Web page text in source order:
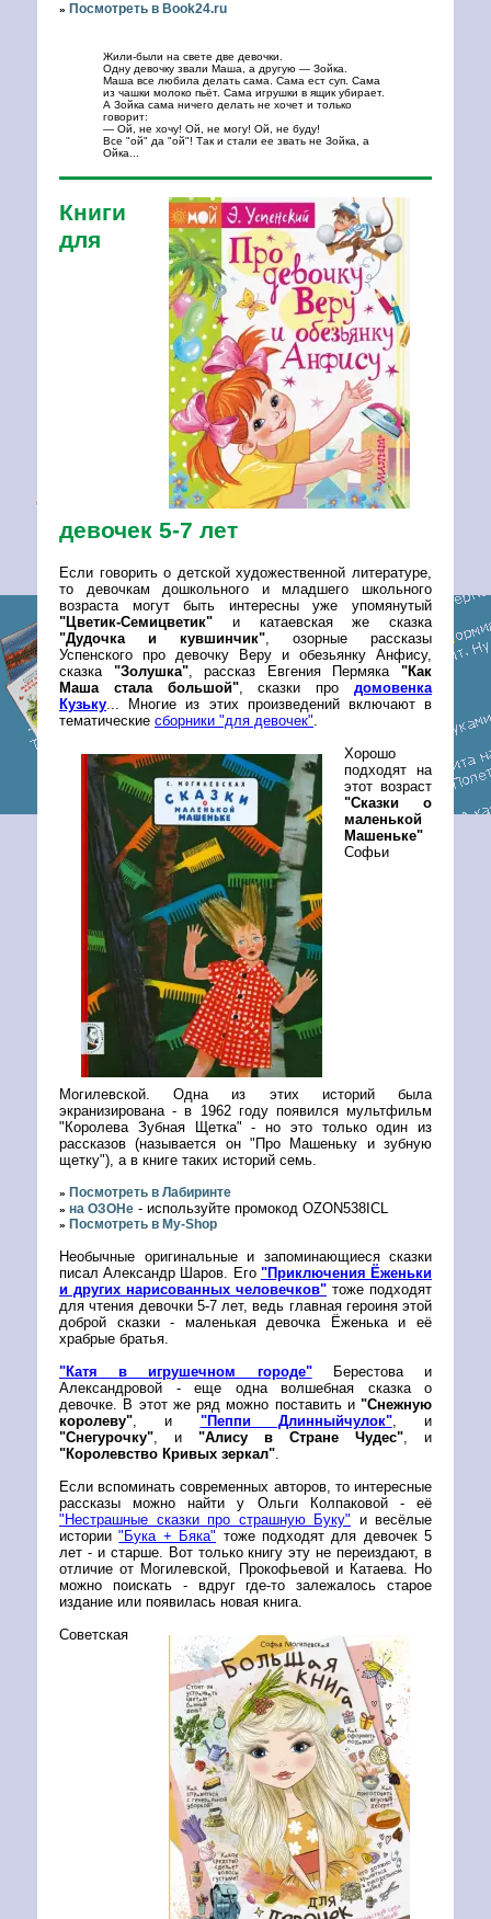
» Посмотреть в Book24.ru
Жили-были на свете две девочки.
Одну девочку звали Маша, а другую — Зойка.
Маша все любила делать сама. Сама ест суп. Сама
из чашки молоко пьёт. Сама игрушки в ящик убирает.
А Зойка сама ничего делать не хочет и только
говорит:
— Ой, не хочу! Ой, не могу! Ой, не буду!
Все "ой" да "ой"! Так и стали ее звать не Зойка, а
Ойка...
Книги
для
девочек 5-7 лет
Если говорить о детской художественной литературе,
то девочкам дошкольного и младшего школьного
возраста могут быть интересны уже упомянутый
"Цветик-Семицветик" и катаевская же сказка
"Дудочка и кувшинчик" , озорные рассказы
Успенского про девочку Веру и обезьянку Анфису,
сказка "Золушка", рассказ Евгения Пермяка"Как
Маша стала большой", сказки продомовенка
Кузьку ... Многие из этих произведений включают в
тематические сборники "для девочек"
Хорошо
подходят на
этот возраст
"Сказки о
маленькой
Машеньке"
Софьи
Могилевской. Одна из этих историй была
экранизирована - в 1962 году появился мультфильм
"Королева Зубная Щетка" - но это только один из
рассказов (называется он "Про Машеньку и зубную
щетку"), а в книге таких историй семь.
» Посмотреть в Лабиринте
» на ОЗОНе - используйте промокод OZON538ICL
» Посмотреть в My-Shop
Необычные оригинальные и запоминающиеся сказки
писал Александр Шаров. Его "Приключения Ёженьки
и других нарисованных человечков" тоже подходят
для чтения девочки 5-7 лет, ведь главная героиня этой
доброй сказки - маленькая девочка Ёженька и её
храбрые братья.
"Катя в игрушечном городе"Берестова и
Александровой - еще одна волшебная сказка о
девочке. В этот же ряд можно поставить и "Снежную
королеву" , и "Пеппи Длинныйчулок", и
"Снегурочку" , и "Алису в Стране Чудес" , и
"Королевство Кривых зеркал"
Если вспоминать современных авторов, то интересные
рассказы можно найти у Ольги Колпаковой - её
"Нестрашные сказки про страшную Буку" и весёлые
истории"Бука + Бяка" тоже подходят для девочек 5
лет - и старше. Вот только книгу эту не переиздают, в
отличие от Могилевской, Прокофьевой и Катаева. Но
можно поискать - вдруг где-то залежалось старое
издание или появилась новая книга.
Советская